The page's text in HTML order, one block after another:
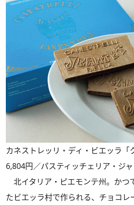
カネストレッリ・ディ・ビエッラ「
6,804円／パスティッチェリア・ジ
北イタリア・ピエモンテ州。かつ
たビエッラ村で作られる、チョコレ